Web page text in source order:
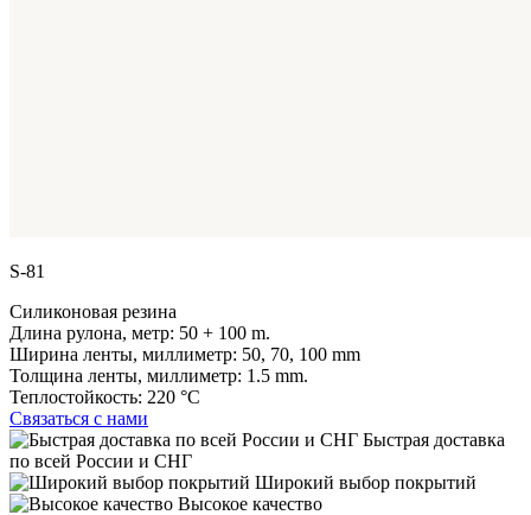
S-81
Силиконовая резина
Длина рулона, метр: 50 + 100 m.
Ширина ленты, миллиметр: 50, 70, 100 mm
Толщина ленты, миллиметр: 1.5 mm.
Теплостойкость: 220 °C
Связаться с нами
Быстрая доставка
по всей России и СНГ
Широкий выбор покрытий
Высокое качество